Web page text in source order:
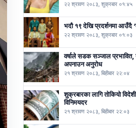
२२ श्रावण २०८३, शुक्रबार ०१:४५
भदौ १९ देखि प्रदर्शनमा आउँदै
२२ श्रावण २०८३, शुक्रबार ०१:०३
वर्षाले सडक सञ्जाल प्रभावित,
अपनाउन अनुरोध
२१ श्रावण २०८३, बिहीबार २२:०४
शुक्रबारका लागि तोकियो
विनिमयदर
२१ श्रावण २०८३, बिहीबार २२:०३